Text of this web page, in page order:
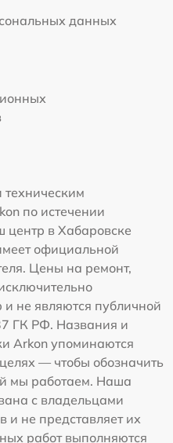
данных
по истечении
центр в Хабаровске
официальной
Цены на ремонт,
не являются публичной
ГК РФ. Названия и
Arkon упоминаются
— чтобы обозначить
мы работаем. Наша
с владельцами
и не представляет их
работ выполняются